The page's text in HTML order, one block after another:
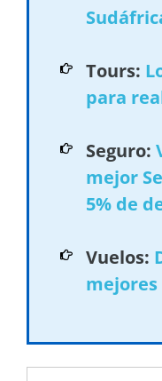
Tours:
para
Seguro:
mejor
5% de
Vuelos: